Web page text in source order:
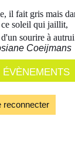
il fait gris mais
soleil qui jaillit,
sourire à
Coeijmans
reconnecter